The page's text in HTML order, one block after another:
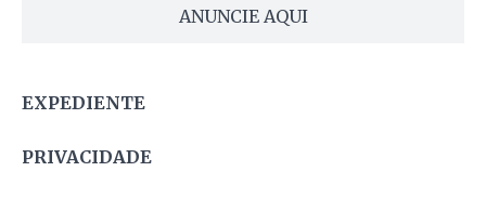
ANUNCIE AQUI
EXPEDIENTE
PRIVACIDADE